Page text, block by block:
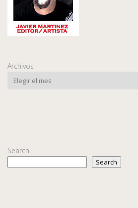
Archivos
Search
Search